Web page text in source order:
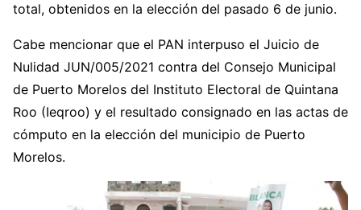
total, obtenidos en la elección del pasado 6 de junio.
Cabe mencionar que el PAN interpuso el Juicio de
Nulidad JUN/005/2021 contra del Consejo Municipal
de Puerto Morelos del Instituto Electoral de Quintana
Roo (Ieqroo) y el resultado consignado en las actas de
cómputo en la elección del municipio de Puerto
Morelos.